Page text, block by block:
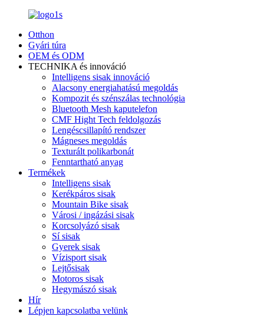
Otthon
Gyári túra
OEM és ODM
TECHNIKA és innováció
Intelligens sisak innováció
Alacsony energiahatású megoldás
Kompozit és szénszálas technológia
Bluetooth Mesh kaputelefon
CMF Hight Tech feldolgozás
Lengéscsillapító rendszer
Mágneses megoldás
Texturált polikarbonát
Fenntartható anyag
Termékek
Intelligens sisak
Kerékpáros sisak
Mountain Bike sisak
Városi / ingázási sisak
Korcsolyázó sisak
Sí sisak
Gyerek sisak
Vízisport sisak
Lejtősisak
Motoros sisak
Hegymászó sisak
Hír
Lépjen kapcsolatba velünk